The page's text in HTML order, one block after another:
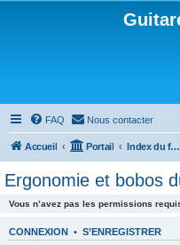
FAQ Nous contacter
Accueil Portail Index du forum
Ergonomie et bobos
Vous n’avez pas les permissions
CONNEXION • S’ENREGISTRER